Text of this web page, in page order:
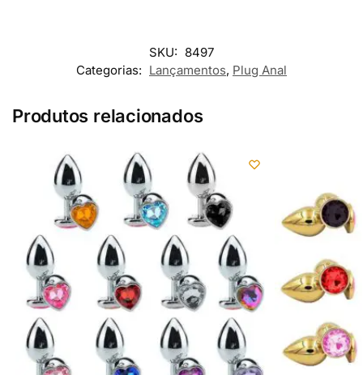
SKU: 8497
Categorias: Lançamentos, Plug Anal
Produtos relacionados